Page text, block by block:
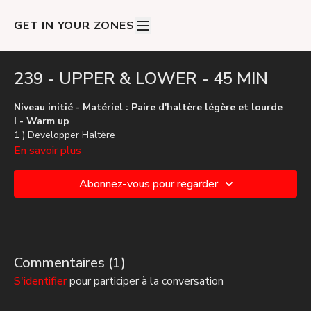
GET IN YOUR ZONES
239 - UPPER & LOWER - 45 MIN
Niveau initié - Matériel : Paire d'haltère légère et lourde
I - Warm up
1 ) Developper Haltère
2 ) Superman
4 ) Soulevé de terre > Squat sumo
4 ) Developper haltères > Planche
5 ) Chaise
En savoir plus
Abonnez-vous pour regarder
Commentaires (1)
S'identifierpour participer à la conversation